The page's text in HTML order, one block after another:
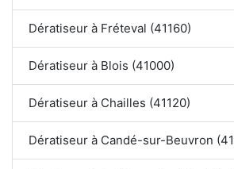
Dératiseur à Fréteval (41160)
Dératiseur à Blois (41000)
Dératiseur à Chailles (41120)
Dératiseur à Candé-sur-Beuvron